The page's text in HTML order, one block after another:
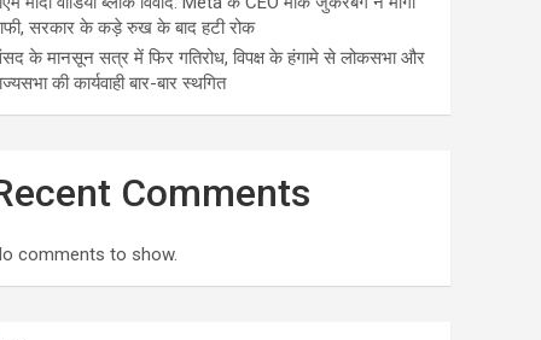
सरकार के कड़े रुख के बाद हटी रोक
के मानसून सत्र में फिर गतिरोध, विपक्ष के हंगामे से लोकसभा और
की कार्यवाही बार-बार स्थगित
Comments
comments to show.